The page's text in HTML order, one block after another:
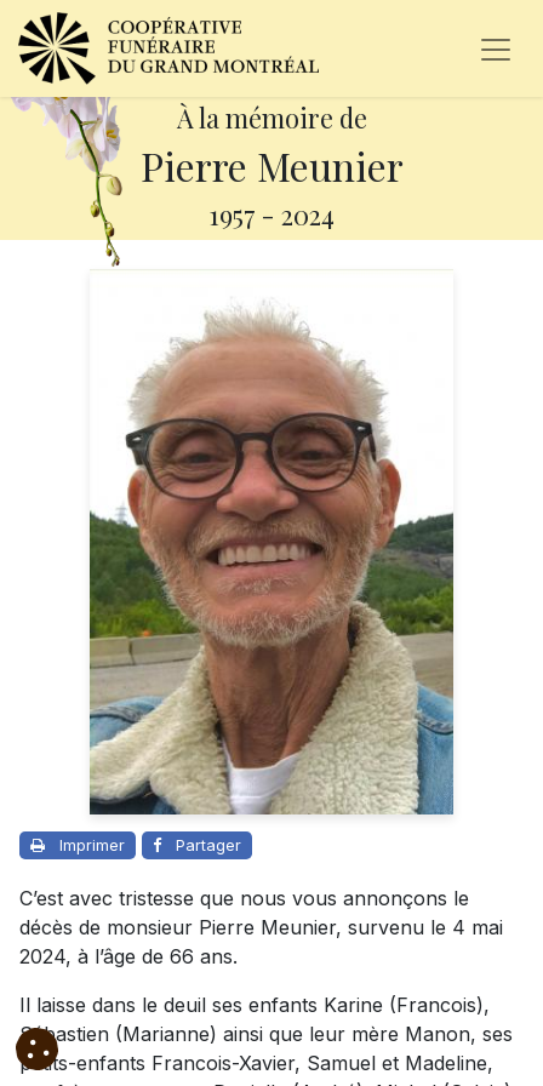
À la mémoire de
Pierre Meunier
1957 - 2024
Imprimer Partager
C’est avec tristesse que nous vous annonçons le
décès de monsieur Pierre Meunier, survenu le 4 mai
2024, à l’âge de 66 ans.
Il laisse dans le deuil ses enfants Karine (Francois),
Sébastien (Marianne) ainsi que leur mère Manon, ses
petits-enfants Francois-Xavier, Samuel et Madeline,